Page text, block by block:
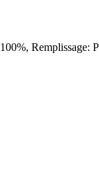
Remplissage: